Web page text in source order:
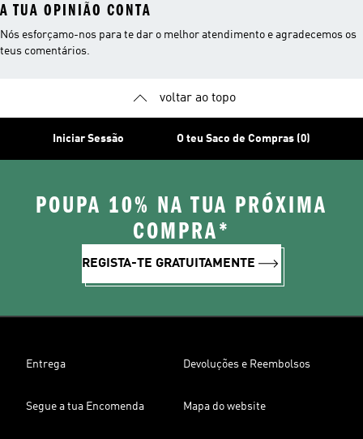
A TUA OPINIÃO CONTA
Nós esforçamo-nos para te dar o melhor atendimento e agradecemos os
teus comentários.
voltar ao topo
Iniciar Sessão O teu Saco de Compras (0)
POUPA 10% NA TUA PRÓXIMA
COMPRA*
REGISTA-TE GRATUITAMENTE
Entrega Devoluções e Reembolsos
Segue a tua Encomenda Mapa do website